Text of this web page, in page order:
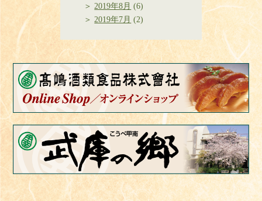
2019年8月 (6)
2019年7月 (2)